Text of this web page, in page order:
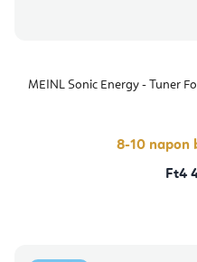
MEINL Sonic Energy - Tuner
8-10 napon
Ft4